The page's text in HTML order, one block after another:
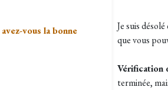
avez-vous la bonne
Je suis
que vous
Vérification
terminée,